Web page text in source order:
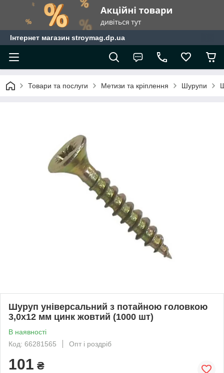
Інтернет магазин stroymag.dp.ua
Товари та послуги Метизи та кріплення Шурупи
Шуруп універсальний з потайною головкою
3,0х12 мм цинк жовтий (1000 шт)
В наявності
Код: 66281565
Опт і роздріб
101 ₴